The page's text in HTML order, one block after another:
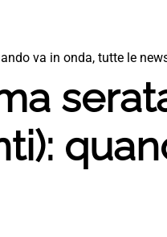
va in onda, tutte le